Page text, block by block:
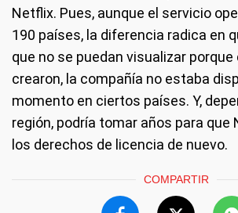
Netflix. Pues, aunque el servicio
190 países, la diferencia radica en
que no se puedan visualizar porque
crearon, la compañía no estaba
momento en ciertos países. Y,
región, podría tomar años para que
los derechos de licencia de nuevo.
COMPARTIR